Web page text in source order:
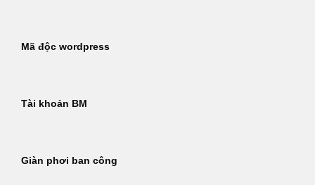
Mã độc wordpress
Tài khoản BM
Giàn phơi ban công